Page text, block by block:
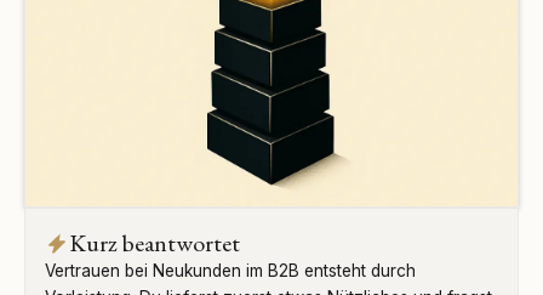
Kurz beantwortet
Vertrauen bei Neukunden im B2B entsteht durch